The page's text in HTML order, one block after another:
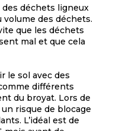
déchets ligneux
des déchets.
que les déchets
mal et que cela
le sol avec des
différents
du broyat. Lors de
risque de blocage
L’idéal est de